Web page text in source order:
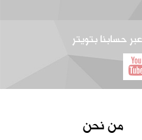
حسابنا بتويتر
من نحن